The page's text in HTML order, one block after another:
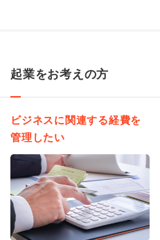
起業をお考えの方
ビジネスに関連する経費を
管理したい